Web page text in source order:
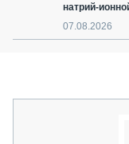
натрий-
07.08.2026